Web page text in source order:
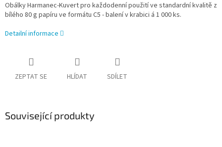
Obálky Harmanec-Kuvert pro každodenní použití ve standardní kvalitě z
bílého 80 g papíru ve formátu C5 - balení v krabici á 1 000 ks.
Detailní informace
ZEPTAT SE HLÍDAT SDÍLET
Související produkty